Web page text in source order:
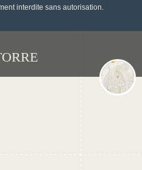
interdite sans autorisation.